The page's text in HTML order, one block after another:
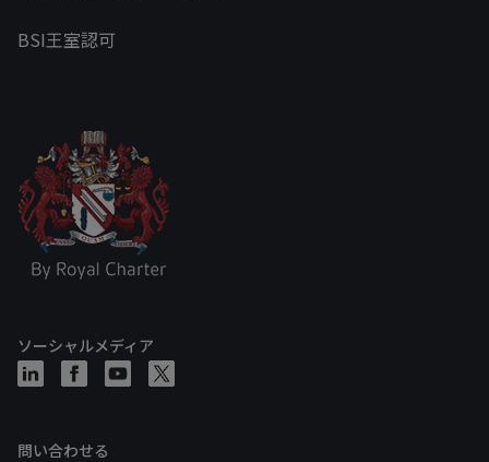
BSI王室認可
ソーシャルメディア
問い合わせる